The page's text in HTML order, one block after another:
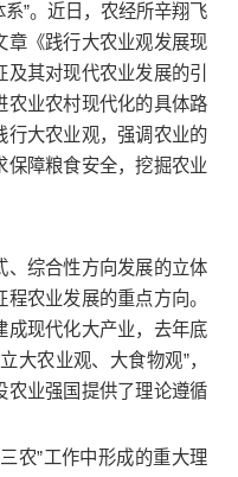
”。近日，农经所辛翔飞
章《践行大农业观发展现
其对现代农业发展的引
农业农村现代化的具体路
行大农业观，强调农业的
保障粮食安全，挖掘农业
、综合性方向发展的立体
农业发展的重点方向。
成现代化大产业，去年底
大农业观、大食物观”，
农业强国提供了理论遵循
农”工作中形成的重大理